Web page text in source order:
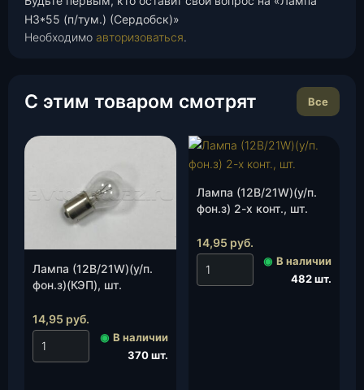
Н3*55 (п/тум.) (Сердобск)»
Необходимо авторизоваться.
С этим товаром смотрят Все
Лампа (12В/21W)(у/п.
фон.з)(КЭП), шт.
14,95 руб.
◉ В наличии
370 шт.
Лампа (12В/21W)(у/п.
фон.з) 2-х конт., шт.
14,95 руб.
◉ В наличии
482 шт.